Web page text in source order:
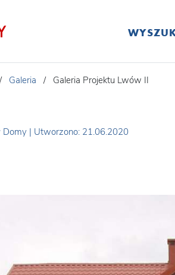
/ Galeria / Galeria Projektu Lwów II
Domy | Utworzono: 21.06.2020